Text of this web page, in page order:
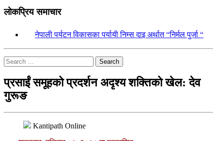
लोकप्रिय समाचार
नेपाली पर्यटन विकासका पर्यायी निम्स दाइ अर्थात “निर्मल पुर्जा “
Search
प्रसाईं समूहको प्रदर्शन अदृश्य शक्तिको खेल: देव
गुरूङ
Kantipath Online